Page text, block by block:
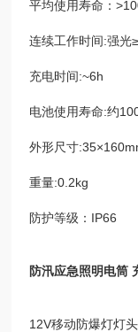
平均使用寿命：
连续工作时间:强光
充电时间:~6h
电池使用寿命:约
外形尺寸
重量:0.2kg
防护等级：IP66
防汛应急照明电筒
12V移动防爆灯灯